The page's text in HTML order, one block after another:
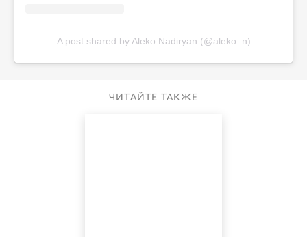
A post shared by Aleko Nadiryan (@aleko_n)
ЧИТАЙТЕ ТАКЖЕ